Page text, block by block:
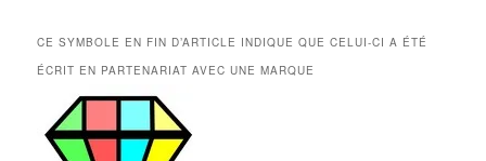
CE SYMBOLE EN FIN D’ARTICLE INDIQUE QUE CELUI-CI A ÉTÉ
ÉCRIT EN PARTENARIAT AVEC UNE MARQUE